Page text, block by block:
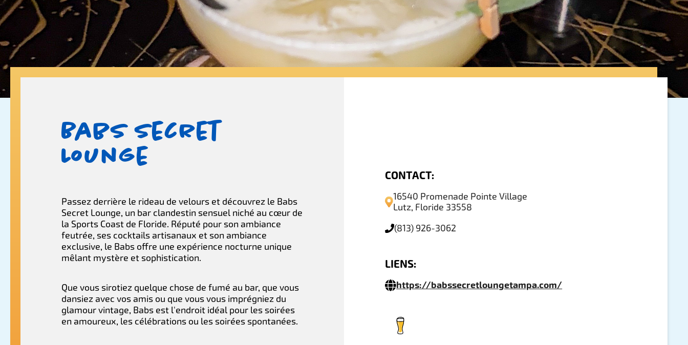
Babs Secret
Lounge
Passez derrière le rideau de velours et découvrez le Babs
Secret Lounge, un bar clandestin sensuel niché au cœur de
la Sports Coast de Floride. Réputé pour son ambiance
feutrée, ses cocktails artisanaux et son ambiance
exclusive, le Babs offre une expérience nocturne unique
mêlant mystère et sophistication.
Que vous sirotiez quelque chose de fumé au bar, que vous
dansiez avec vos amis ou que vous vous imprégniez du
glamour vintage, Babs est l'endroit idéal pour les soirées
en amoureux, les célébrations ou les soirées spontanées.
CONTACT:
16540 Promenade Pointe Village
Lutz, Floride 33558
(813) 926-3062
LIENS:
https://babssecretloungetampa.com/